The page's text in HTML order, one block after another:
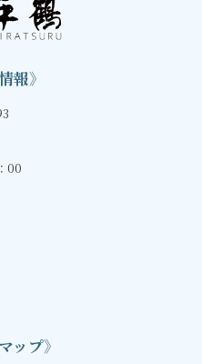
報》
00
ップ》